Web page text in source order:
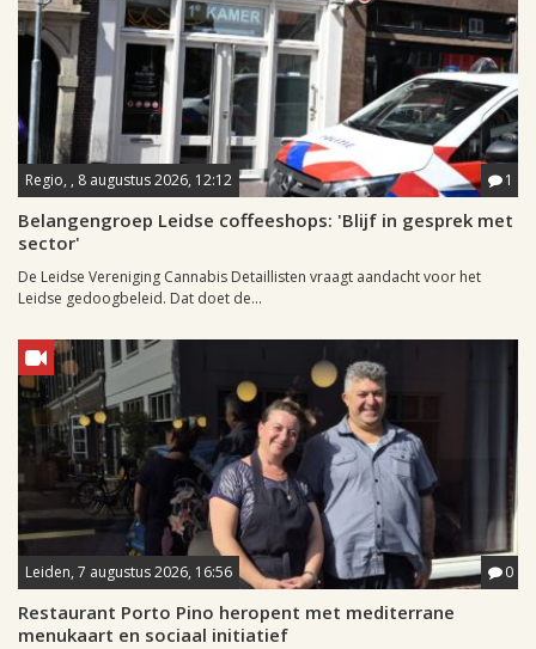
Regio, , 8 augustus 2026, 12:12 1
Belangengroep Leidse coffeeshops: 'Blijf in gesprek met
sector'
De Leidse Vereniging Cannabis Detaillisten vraagt aandacht voor het
Leidse gedoogbeleid. Dat doet de...
Leiden, 7 augustus 2026, 16:56 0
Restaurant Porto Pino heropent met mediterrane
menukaart en sociaal initiatief